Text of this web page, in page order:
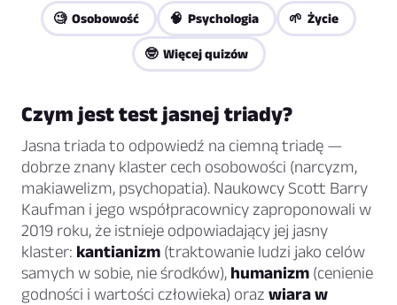
🧐 Osobowość 🧠 Psychologia 🌱 Życie
🤓 Więcej quizów
Czym jest test jasnej triady?
Jasna triada to odpowiedź na ciemną triadę —
dobrze znany klaster cech osobowości (narcyzm,
makiawelizm, psychopatia). Naukowcy Scott Barry
Kaufman i jego współpracownicy zaproponowali w
2019 roku, że istnieje odpowiadający jej jasny
klaster: kantianizm (traktowanie ludzi jako celów
samych w sobie, nie środków), humanizm (cenienie
godności i wartości człowieka) oraz wiara w